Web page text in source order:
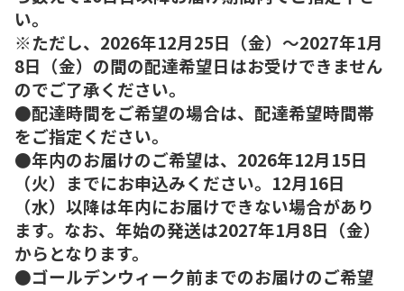
い。
※ただし、2026年12月25日（金）～2027年1月
8日（金）の間の配達希望日はお受けできません
のでご了承ください。
●配達時間をご希望の場合は、配達希望時間帯
をご指定ください。
●年内のお届けのご希望は、2026年12月15日
（火）までにお申込みください。12月16日
（水）以降は年内にお届けできない場合があり
ます。なお、年始の発送は2027年1月8日（金）
からとなります。
●ゴールデンウィーク前までのお届けのご希望